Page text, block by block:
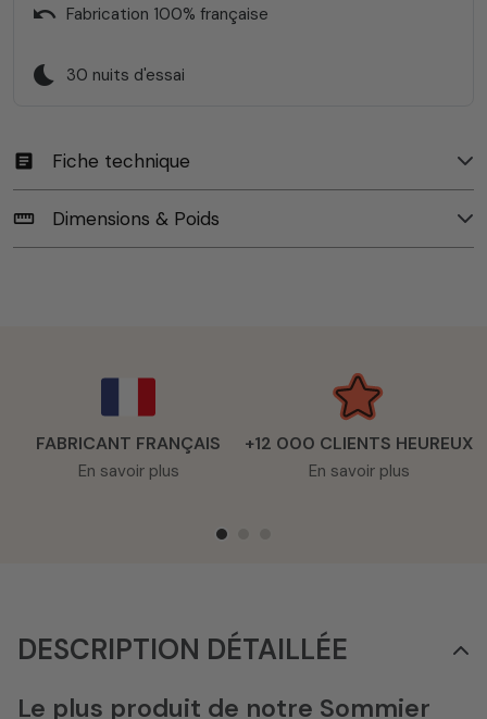
undo Fabrication 100% française
bedtime 30 nuits d'essai
article Fiche technique
straighten Dimensions & Poids
FABRICANT FRANÇAIS
En savoir plus
+12 000 CLIENTS HEUREUX
En savoir plus
DESCRIPTION DÉTAILLÉE
Le plus produit de notre Sommier